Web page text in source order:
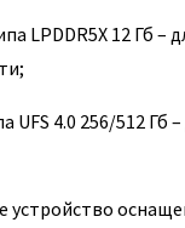
LPDDR5X 12 Гб –
UFS 4.0 256/512 Гб